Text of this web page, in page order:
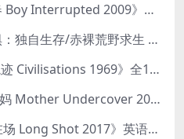
美国纪录片《双相青春 Boy Interrupted 2009》英语中英双字 官方纯净版 1080P/MKV/1.43G 青少年躁郁症
探索频道《赤裸与恐惧：独自生存/赤裸荒野求生 Naked and Afraid: Solo 2023》第一季全8集 英语中英双字 官方纯净版 高码1080P/MKV/45.4G
BBC纪录片《文明的轨迹 Civilisations 1969》全13集 英语中英双字 高清收藏版 1080P/MKV/64.1G 西方艺术史话
HULU纪录片《卧底妈妈 Mother Undercover 2023》全4集 英语中英双字 官方纯净版 1080P/MKV/7.6G 拯救孩子
Netflix纪录片《意外在场 Long Shot 2017》英语中字 720P/NKV/1.06GB 美国谋杀误判案件